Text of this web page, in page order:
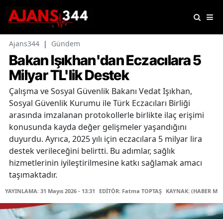
Ajans344 | Gündem
Bakan Işıkhan'dan Eczacılara 5
Milyar TL'lik Destek
Çalışma ve Sosyal Güvenlik Bakanı Vedat Işıkhan,
Sosyal Güvenlik Kurumu ile Türk Eczacıları Birliği
arasında imzalanan protokollerle birlikte ilaç erişimi
konusunda kayda değer gelişmeler yaşandığını
duyurdu. Ayrıca, 2025 yılı için eczacılara 5 milyar lira
destek verileceğini belirtti. Bu adımlar, sağlık
hizmetlerinin iyileştirilmesine katkı sağlamak amacı
taşımaktadır.
YAYINLAMA: 31 Mayıs 2026 - 13:31 EDİTÖR: Fatma TOPTAŞ KAYNAK: (HABER